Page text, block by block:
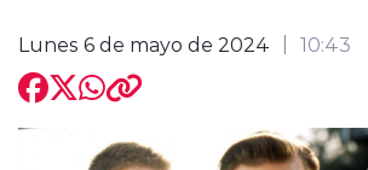
Lunes 6 de mayo de 2024 10:43